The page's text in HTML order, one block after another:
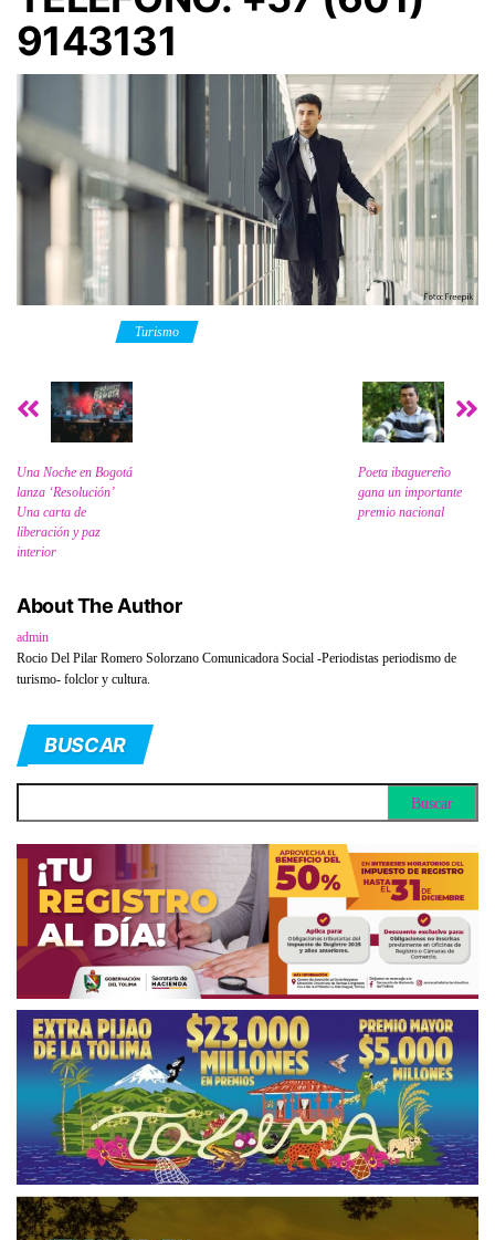
9143131
Turismo
Una Noche en Bogotá
lanza ‘Resolución’
Una carta de
liberación y paz
interior
Poeta ibaguereño
gana un importante
premio nacional
About The Author
admin
Rocio Del Pilar Romero Solorzano Comunicadora Social -Periodistas periodismo de
turismo- folclor y cultura.
BUSCAR